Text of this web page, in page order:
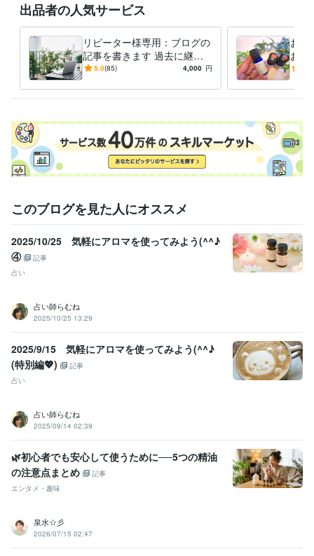
資格・検定
アロマテラピー インストラクター 取得年 : 2009年
アロマテラピーアドバイザー 取得年 : 2008年
得意分野
ライティング・翻訳
住まい・美容・生活相談 アロマテラピー
学歴
法政大学 1990年3月 ~ 1994年2月
出品者の人気サービス
リピーター様専用：ブログの
記事を書きます 過去に継続
して当サービスをご利用頂い
5.0(85) 4,000 円
お客
お店
「こ
このブログを見た人にオススメ
2025/10/25 気軽にアロマを使ってみよう(^^♪
④
記事
占い
占い師らむね
2025/10/25 13:29
2025/9/15 気軽にアロマを使ってみよう(^^♪
(特別編💖)
記事
占い
占い師らむね
2025/09/14 02:39
🌿初心者でも安心して使うために──5つの精油
の注意点まとめ
記事
エンタメ・趣味
泉水☆彡
2026/07/15 02:47